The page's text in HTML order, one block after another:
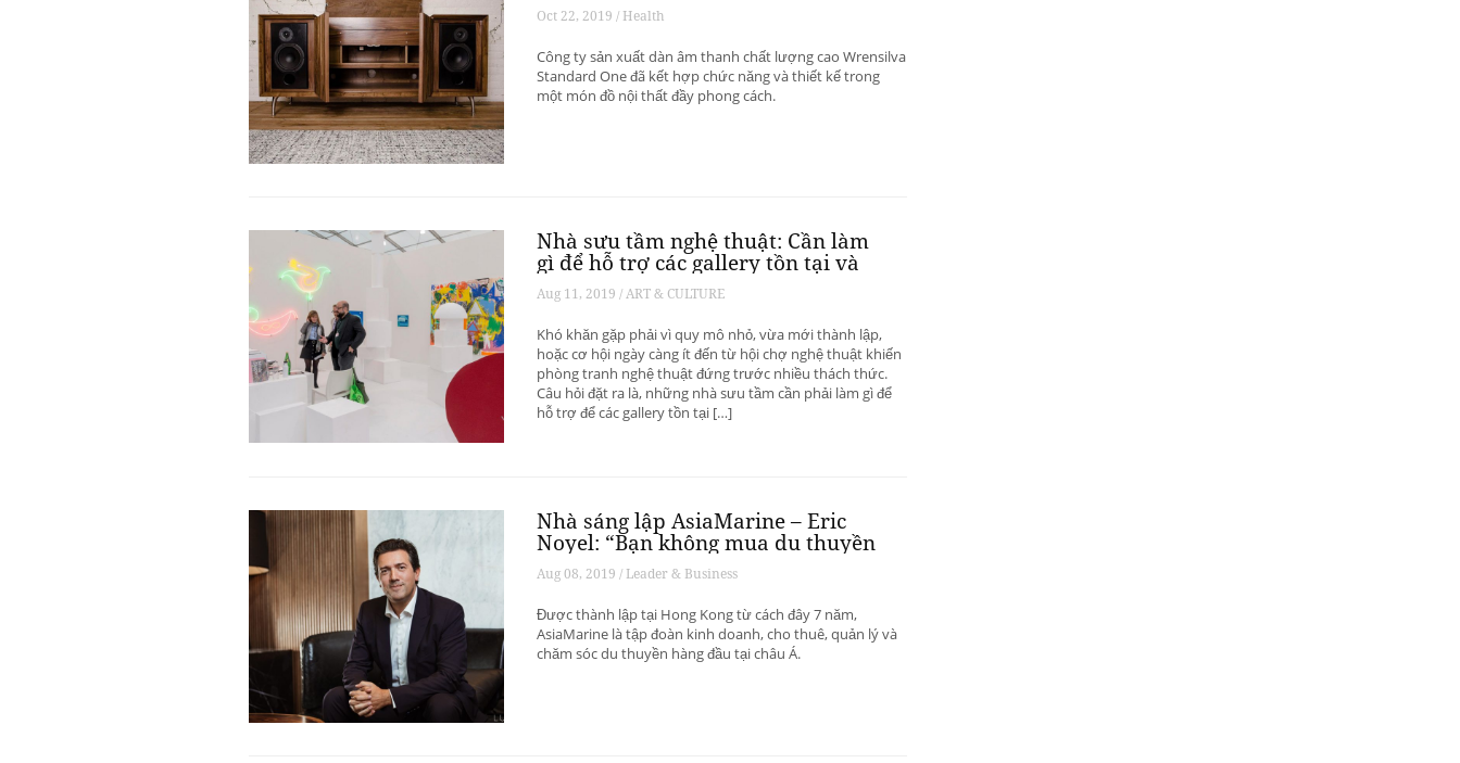
Oct 22, 2019 / Health
Công ty sản xuất dàn âm thanh chất lượng cao Wrensilva
Standard One đã kết hợp chức năng và thiết kế trong
một món đồ nội thất đầy phong cách.
Nhà sưu tầm nghệ thuật: Cần làm
gì để hỗ trợ các gallery tồn tại và
phát triển? – Phần 1
Aug 11, 2019 / ART & CULTURE
Khó khăn gặp phải vì quy mô nhỏ, vừa mới thành lập,
hoặc cơ hội ngày càng ít đến từ hội chợ nghệ thuật khiến
phòng tranh nghệ thuật đứng trước nhiều thách thức.
Câu hỏi đặt ra là, những nhà sưu tầm cần phải làm gì để
hỗ trợ để các gallery tồn tại […]
Nhà sáng lập AsiaMarine – Eric
Noyel: “Bạn không mua du thuyền
để đầu tư sinh lời”
Aug 08, 2019 / Leader & Business
Được thành lập tại Hong Kong từ cách đây 7 năm,
AsiaMarine là tập đoàn kinh doanh, cho thuê, quản lý và
chăm sóc du thuyền hàng đầu tại châu Á.